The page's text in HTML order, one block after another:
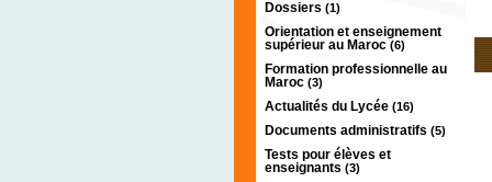
Dossiers (1)
Orientation et enseignement
supérieur au Maroc (6)
Formation professionnelle au
Maroc (3)
Actualités du Lycée (16)
Documents administratifs (5)
Tests pour élèves et
enseignants (3)